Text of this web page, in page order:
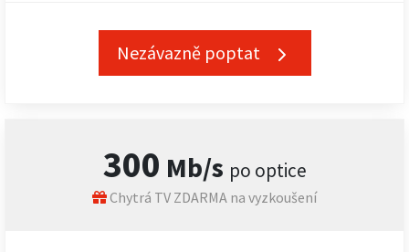
300 Mb/s po optice
Chytrá TV ZDARMA na vyzkoušení
Nezávazně poptat